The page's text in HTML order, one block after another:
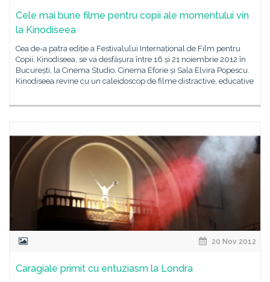
Cele mai bune filme pentru copii ale momentului vin
la Kinodiseea
Cea de-a patra ediție a Festivalului Internațional de Film pentru
Copii, Kinodiseea, se va desfășura între 16 și 21 noiembrie 2012 în
București, la Cinema Studio, Cinema Eforie și Sala Elvira Popescu.
Kinodiseea revine cu un caleidoscop de filme distractive, educative
20 Nov 2012
Caragiale primit cu entuziasm la Londra